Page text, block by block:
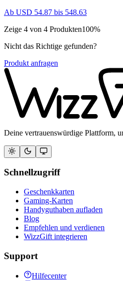
Ab USD 54.87 bis 548.63
Zeige 4 von 4 Produkten100%
Nicht das Richtige gefunden?
Produkt anfragen
Deine vertrauenswürdige Plattform,
Schnellzugriff
Geschenkkarten
Gaming-Karten
Handyguthaben aufladen
Blog
Empfehlen und verdienen
WizzGift integrieren
Support
Hilfecenter